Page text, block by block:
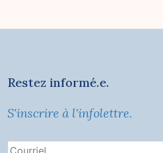
Restez informé.e.
S'inscrire à l'infolettre.